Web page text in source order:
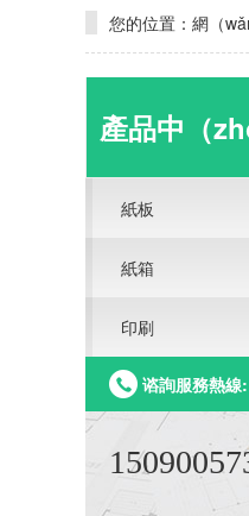
您的位置： 網（
產品中（
紙板
紙箱
印刷
谘詢服務熱線: